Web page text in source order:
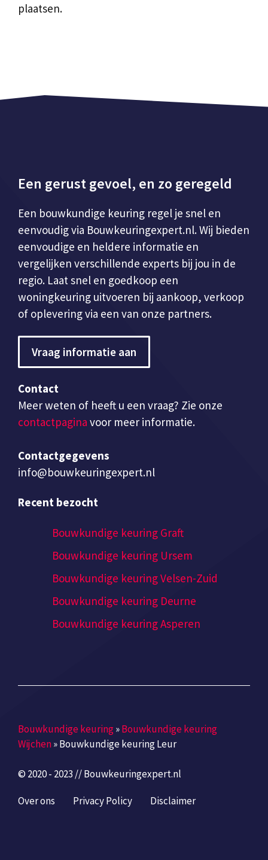
plaatsen.
Een gerust gevoel, en zo geregeld
Een bouwkundige keuring regel je snel en
eenvoudig via Bouwkeuringexpert.nl. Wij bieden
eenvoudige en heldere informatie en
vergelijken verschillende experts bij jou in de
regio. Laat snel en goedkoop een
woningkeuring uitvoeren bij aankoop, verkoop
of oplevering via een van onze partners.
Vraag informatie aan
Contact
Meer weten of heeft u een vraag? Zie onze
contactpagina voor meer informatie.
Contactgegevens
info@bouwkeuringexpert.nl
Recent bezocht
Bouwkundige keuring Graft
Bouwkundige keuring Ursem
Bouwkundige keuring Velsen-Zuid
Bouwkundige keuring Deurne
Bouwkundige keuring Asperen
Bouwkundige keuring»Bouwkundige keuring
Wijchen»Bouwkundige keuring Leur
© 2020 - 2023 // Bouwkeuringexpert.nl
Over ons Privacy Policy Disclaimer